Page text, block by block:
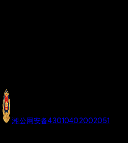
湘公网安备43010402002051